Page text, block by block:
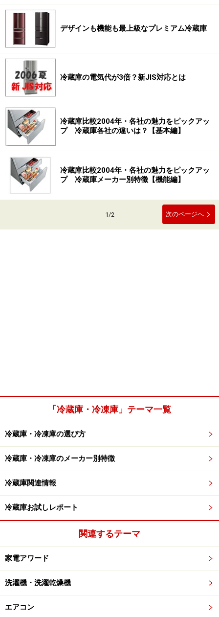
デザインも機能も最上級なプレミアム冷蔵庫
冷蔵庫の電気代が3倍？新JIS対応とは
冷蔵庫比較2004年・各社の魅力をピックアッ
プ 冷蔵庫各社の違いは？【基本編】
冷蔵庫比較2004年・各社の魅力をピックアッ
プ 冷蔵庫メーカー別特徴【機能編】
1/2 次のページへ
「冷蔵庫・冷凍庫」テーマ一覧
冷蔵庫・冷凍庫の選び方
冷蔵庫・冷凍庫のメーカー別特徴
冷蔵庫関連情報
冷蔵庫お試しレポート
関連するテーマ
家電アワード
洗濯機・洗濯乾燥機
エアコン